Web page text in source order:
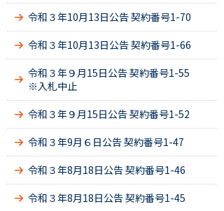
令和３年10月13日公告 契約番号1-70
令和３年10月13日公告 契約番号1-66
令和３年９月15日公告 契約番号1-55
※入札中止
令和３年９月15日公告 契約番号1-52
令和３年9月６日公告 契約番号1-47
令和３年8月18日公告 契約番号1-46
令和３年8月18日公告 契約番号1-45